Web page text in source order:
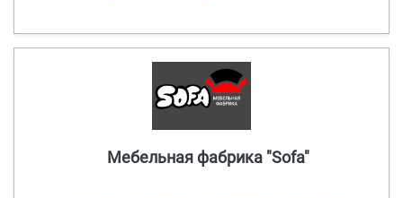
Мебельная фабрика "Sofa"